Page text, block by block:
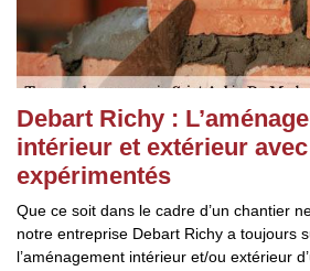
Debart Richy :
intérieur et extérieur
expérimentés
Que ce soit dans le cadre d’un chantier
notre entreprise Debart Richy a toujours
l’aménagement intérieur et/ou extérieur